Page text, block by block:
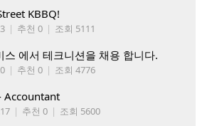
KBBQ!
| 추천 0 | 조회 5111
스 에서 테크니션을 채용 합니다.
| 추천 0 | 조회 4776
Accountant
| 추천 0 | 조회 5600